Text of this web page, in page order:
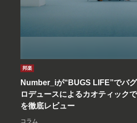
邦楽
Number_iが“BUGS LIFE”でバ
ロデュースによるカオティック
を徹底レビュー
コラム